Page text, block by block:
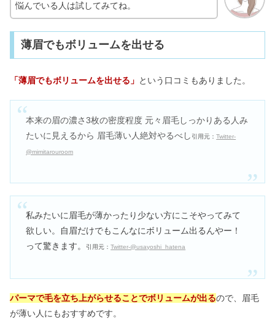
悩んでいる人は試してみてね。
薄眉でもボリュームを出せる
「薄眉でもボリュームを出せる」 という口コミもありました。
本来の眉の濃さ3枚の密度程度 元々眉毛しっかりある人み
たいに見えるから 眉毛薄い人絶対やるべし 引用元：Twitter-
@mimitarouroom
私みたいに眉毛が薄かったり少ない方にこそやってみて
欲しい。自眉だけでもこんなにボリューム出るんやー！
って驚きます。
引用元：Twitter-@usayoshi_hatena
パーマで毛を立ち上がらせることでボリュームが出るので、眉毛
が薄い人にもおすすめです。